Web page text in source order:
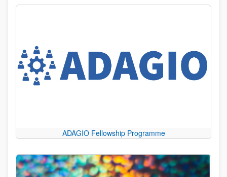
ADAGIO Fellowship Programme